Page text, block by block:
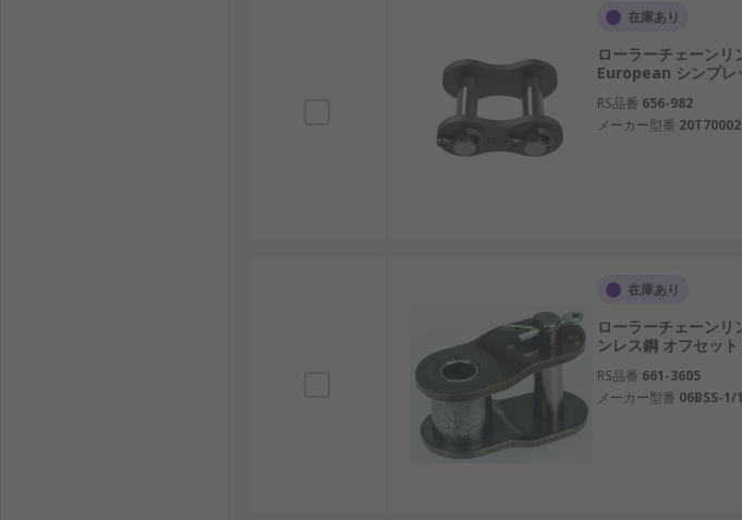
在庫あり
ローラーチェーンリ
European シンプレ
RS品番 656-982
メーカー型番
在庫あり
ローラーチェーンリ
ンレス鋼 オフセッ
RS品番 661-3605
メーカー型番 06BSS-1/